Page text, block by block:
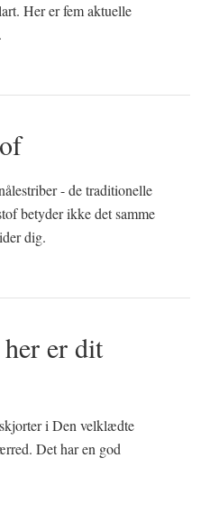
Her er fem aktuelle
- de traditionelle
betyder ikke det samme
dig.
er dit
i Den velklædte
Det har en god